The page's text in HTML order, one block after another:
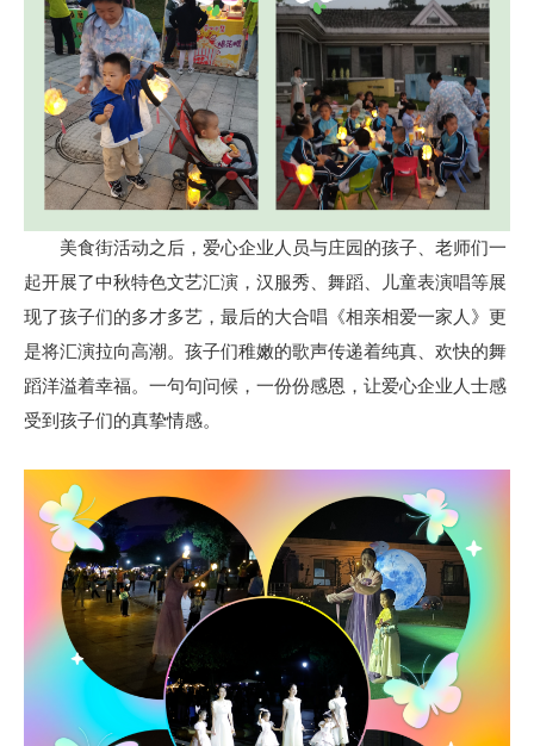
美食街活动之后，爱心企业人员与庄园的孩子、老师们一
起开展了中秋特色文艺汇演，汉服秀、舞蹈、儿童表演唱等展
现了孩子们的多才多艺，最后的大合唱《相亲相爱一家人》更
是将汇演拉向高潮。孩子们稚嫩的歌声传递着纯真、欢快的舞
蹈洋溢着幸福。一句句问候，一份份感恩，让爱心企业人士感
受到孩子们的真挚情感。